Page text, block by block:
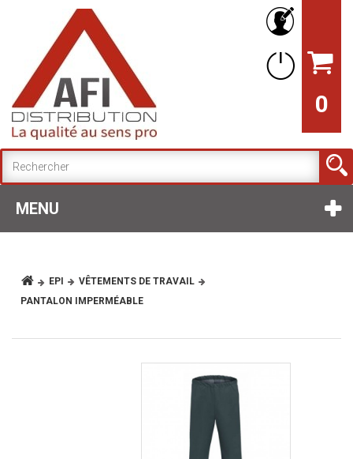
0
MENU
EPI
VÊTEMENTS DE TRAVAIL
PANTALON IMPERMÉABLE